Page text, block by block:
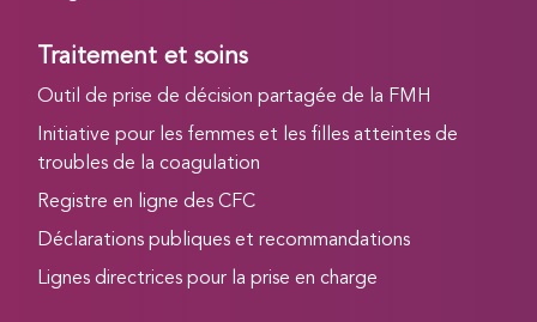
Traitement et soins
Outil de prise de décision partagée de la FMH
Initiative pour les femmes et les filles atteintes de
troubles de la coagulation
Registre en ligne des CFC
Déclarations publiques et recommandations
Lignes directrices pour la prise en charge